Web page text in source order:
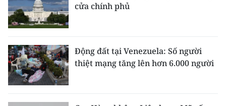
NHÂN DÂN CUỐI TUẦN
NHÂN DÂN HẰNG THÁNG
MUA BÁO
ĐỌC BÁO IN
cửa chính phủ
Động đất tại Venezuela: Số người
thiệt mạng tăng lên hơn 6.000 người